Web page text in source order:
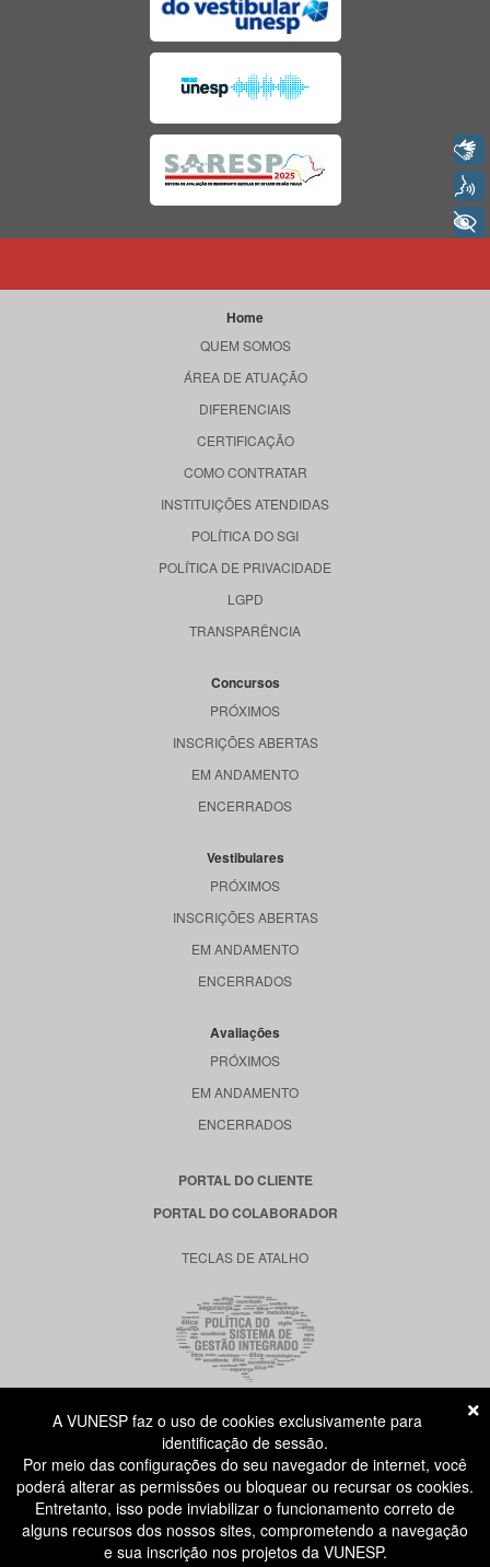
Home
QUEM SOMOS
ÁREA DE ATUAÇÃO
DIFERENCIAIS
CERTIFICAÇÃO
COMO CONTRATAR
INSTITUIÇÕES ATENDIDAS
POLÍTICA DO SGI
POLÍTICA DE PRIVACIDADE
LGPD
TRANSPARÊNCIA
Concursos
PRÓXIMOS
INSCRIÇÕES ABERTAS
EM ANDAMENTO
ENCERRADOS
Vestibulares
PRÓXIMOS
INSCRIÇÕES ABERTAS
EM ANDAMENTO
ENCERRADOS
Avaliações
PRÓXIMOS
EM ANDAMENTO
ENCERRADOS
PORTAL DO CLIENTE
PORTAL DO COLABORADOR
TECLAS DE ATALHO
RUA DONA GERMAINE BURCHARD, 515
ÁGUA BRANCA - SÃO PAULO SP
CEP: 05002-062
ATENDIMENTO AO CANDIDATO
A VUNESP faz o uso de cookies exclusivamente para
identificação de sessão.
Por meio das configurações do seu navegador de internet, você
poderá alterar as permissões ou bloquear ou recursar os cookies.
Entretanto, isso pode inviabilizar o funcionamento correto de
alguns recursos dos nossos sites, comprometendo a navegação
e sua inscrição nos projetos da VUNESP.